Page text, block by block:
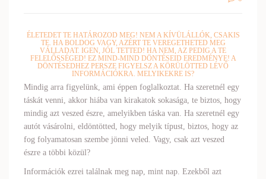
ÉLETEDET TE HATÁROZOD MEG! NEM A KÍVÜLÁLLÓK, CSAKIS
TE. HA BOLDOG VAGY, AZÉRT TE VEREGETHETED MEG
VÁLLADAT. IGEN, JÓL TETTED! HA NEM, AZ PEDIG A TE
FELELŐSSÉGED! EZ MIND-MIND DÖNTÉSEID EREDMÉNYE! A
DÖNTÉSEDHEZ PERSZE FIGYELSZ A KÖRÜLÖTTED LÉVŐ
INFORMÁCIÓKRA. MELYIKEKRE IS?
Mindig arra figyelünk, ami éppen foglalkoztat. Ha szeretnél egy
táskát venni, akkor hiába van kirakatok sokasága, te biztos, hogy
mindig azt veszed észre, amelyikben táska van. Ha szeretnél egy
autót vásárolni, eldöntötted, hogy melyik típust, biztos, hogy az
fog folyamatosan szembe jönni veled. Vagy, csak azt veszed
észre a többi közül?
Információk ezrei találnak meg nap, mint nap. Ezekből azt